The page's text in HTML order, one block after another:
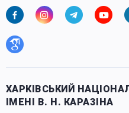
ХАРКІВСЬКИЙ
ІМЕНІ В. Н. КАРАЗІНА